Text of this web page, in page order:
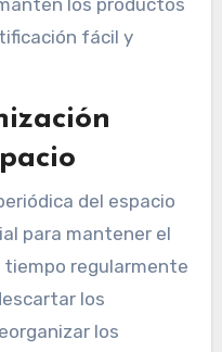
fácil y
del espacio
para mantener el
tiempo regularmente
los
los